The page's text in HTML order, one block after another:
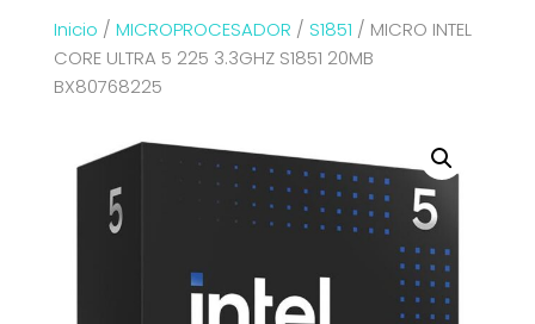
Inicio / MICROPROCESADOR / S1851 / MICRO INTEL
CORE ULTRA 5 225 3.3GHZ S1851 20MB
BX80768225